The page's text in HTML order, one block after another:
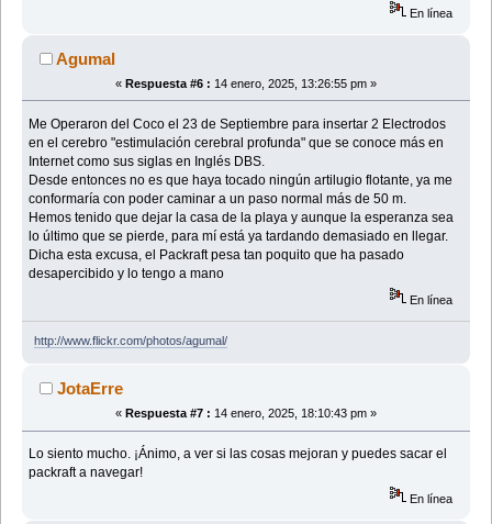
En línea
Agumal
« Respuesta #6 : 14 enero, 2025, 13:26:55 pm »
Me Operaron del Coco el 23 de Septiembre para insertar 2 Electrodos
en el cerebro "estimulación cerebral profunda" que se conoce más en
Internet como sus siglas en Inglés DBS.
Desde entonces no es que haya tocado ningún artilugio flotante, ya me
conformaría con poder caminar a un paso normal más de 50 m.
Hemos tenido que dejar la casa de la playa y aunque la esperanza sea
lo último que se pierde, para mí está ya tardando demasiado en llegar.
Dicha esta excusa, el Packraft pesa tan poquito que ha pasado
desapercibido y lo tengo a mano
En línea
http://www.flickr.com/photos/agumal/
JotaErre
« Respuesta #7 : 14 enero, 2025, 18:10:43 pm »
Lo siento mucho. ¡Ánimo, a ver si las cosas mejoran y puedes sacar el
packraft a navegar!
En línea